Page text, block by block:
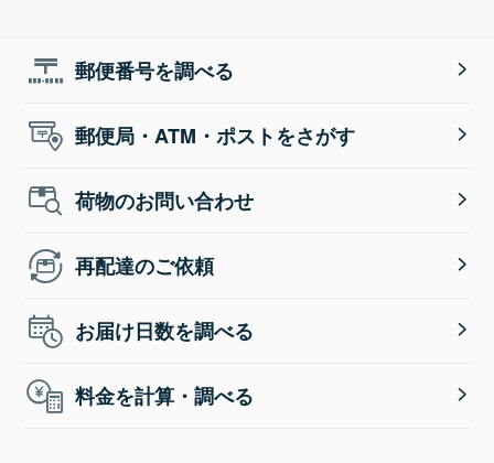
郵便番号を調べる
郵便局・ATM・ポストをさがす
荷物のお問い合わせ
再配達のご依頼
お届け日数を調べる
料金を計算・調べる